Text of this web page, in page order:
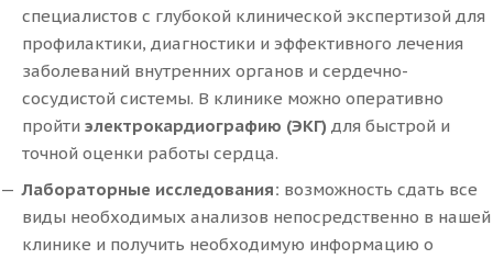
специалистов с глубокой клинической экспертизой для
профилактики, диагностики и эффективного лечения
заболеваний внутренних органов и сердечно-
сосудистой системы. В клинике можно оперативно
пройти электрокардиографию (ЭКГ) для быстрой и
точной оценки работы сердца.
Лабораторные исследования: возможность сдать все
виды необходимых анализов непосредственно в нашей
клинике и получить необходимую информацию о